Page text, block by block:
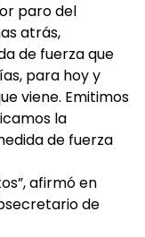
paro del
atrás,
de fuerza que
para hoy y
viene. Emitimos
la
de fuerza
afirmó en
de